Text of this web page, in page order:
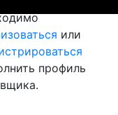
или
профиль